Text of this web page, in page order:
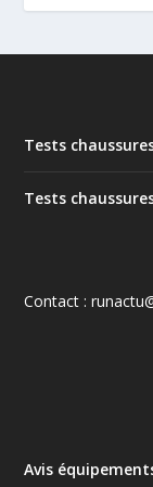
Tests
Tests
Contact :
Avis